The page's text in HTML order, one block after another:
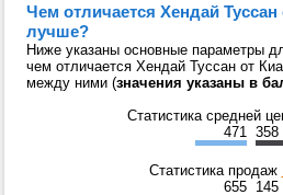
Чем отличается Хендай Туссан
лучше?
Ниже указаны основные параметры
чем отличается Хендай Туссан от
между ними (значения указаны в
Статистика средней
471
358
Статистика продаж
655 145